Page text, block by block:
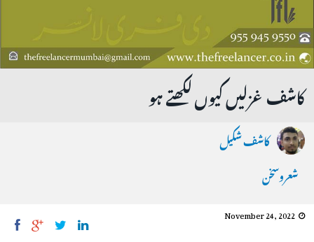
کاشف غزلیں کیوں لکھتے ہو
کاشف شکیل
شعروسخن
November 24, 2022